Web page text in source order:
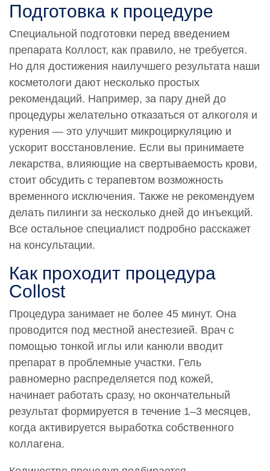
услуга». Услуга предоставления срочной услуги:
Срочная услуга в ближайшее воемя, согласованное с
врачом-специалистом время, оплачивается с учетом
коэффициента, равного 2,5 к установленной стоимости
соответствующей услуги.
Обращаем Ваше внимание на то, что вся
представленная на сайте информация не является
публичной офертой, определяемой положениями
ценах на услуги Клиники, а также изображения услуг на
фотографиях, представленных на сайте, носят
исключительно информационный характер. Для
получения более полной информации о стоимости
услуг Вы можете обратиться к администратору
Клиники по адресу: 115419, Москва, 3-й Донской
проезд, дом 1 или по телефону:+7-495-728-77-55
Подготовка к процедуре
Специальной подготовки перед введением
препарата Коллост, как правило, не требуется.
Но для достижения наилучшего результата наши
косметологи дают несколько простых
рекомендаций. Например, за пару дней до
процедуры желательно отказаться от алкоголя и
курения — это улучшит микроциркуляцию и
ускорит восстановление. Если вы принимаете
лекарства, влияющие на свертываемость крови,
стоит обсудить с терапевтом возможность
временного исключения. Также не рекомендуем
делать пилинги за несколько дней до инъекций.
Все остальное специалист подробно расскажет
на консультации.
Как проходит процедура
Collost
Процедура занимает не более 45 минут. Она
проводится под местной анестезией. Врач с
помощью тонкой иглы или канюли вводит
препарат в проблемные участки. Гель
равномерно распределяется под кожей,
начинает работать сразу, но окончательный
результат формируется в течение 1–3 месяцев,
когда активируется выработка собственного
коллагена.